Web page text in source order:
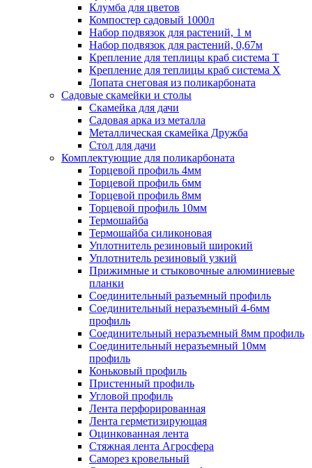
Клумба для цветов
Компостер садовый 1000л
Набор подвязок для растений, 1 м
Набор подвязок для растений, 0,67м
Крепление для теплицы краб система Т
Крепление для теплицы краб система Х
Лопата снеговая из поликарбоната
Садовые скамейки и столы
Скамейка для дачи
Садовая арка из металла
Металлическая скамейка Дружба
Стол для дачи
Комплектующие для поликарбоната
Торцевой профиль 4мм
Торцевой профиль 6мм
Торцевой профиль 8мм
Торцевой профиль 10мм
Термошайба
Термошайба силиконовая
Уплотнитель резиновый широкий
Уплотнитель резиновый узкий
Прижимные и стыковочные алюминиевые
планки
Соединительный разъемный профиль
Соединительный неразъемный 4-6мм
профиль
Соединительный неразъемный 8мм профиль
Соединительный неразъемный 10мм
профиль
Коньковый профиль
Пристенный профиль
Угловой профиль
Лента перфорированная
Лента герметизирующая
Оцинкованная лента
Стяжная лента Агросфера
Саморез кровельный